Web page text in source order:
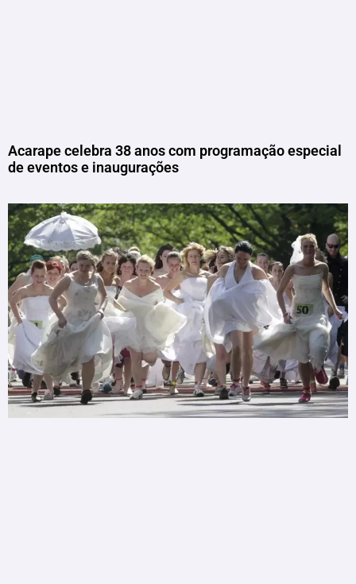
Acarape celebra 38 anos com programação especial
de eventos e inaugurações